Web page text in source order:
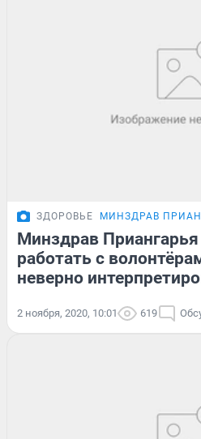
ЗДОРОВЬЕ МИНЗДРАВ
Минздрав Приангарья
работать с
неверно
2 ноября, 2020, 10:01 619